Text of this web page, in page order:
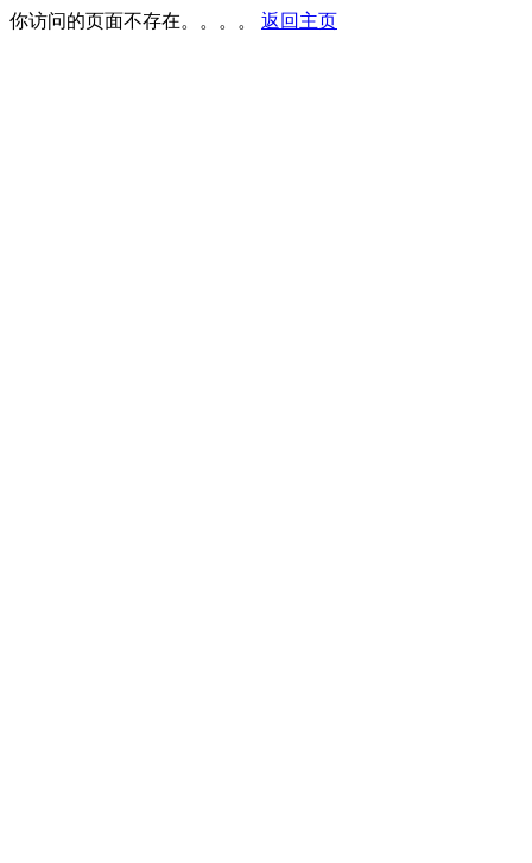
你访问的页面不存在。。。。 返回主页